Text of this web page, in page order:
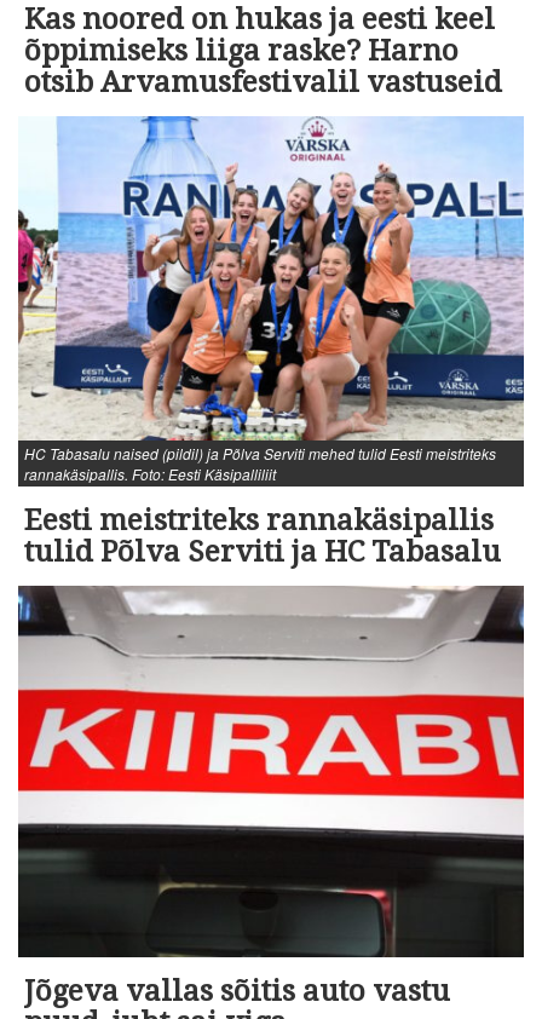
Kas noored on hukas ja eesti keel
õppimiseks liiga raske? Harno
otsib Arvamusfestivalil vastuseid
HC Tabasalu naised (pildil) ja Põlva Serviti mehed tulid Eesti meistriteks
rannakäsipallis. Foto: Eesti Käsipalliliit
Eesti meistriteks rannakäsipallis
tulid Põlva Serviti ja HC Tabasalu
Jõgeva vallas sõitis auto vastu